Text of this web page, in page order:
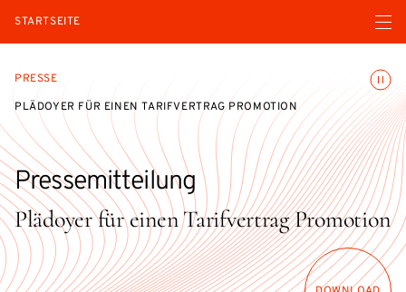
STARTSEITE Menü
PRESSE
PLÄDOYER FÜR EINEN TARIFVERTRAG PROMOTION
Plädoyer für einen Tarifvertrag Promotion
Pressemitteilung